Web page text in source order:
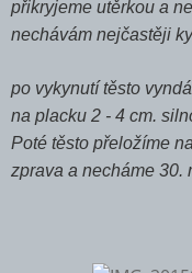
přikryjeme utěrkou a
nechávám nejčastěji
po vykynutí těsto
na placku 2 - 4 cm.
Poté těsto přeložíme
zprava a necháme 30.